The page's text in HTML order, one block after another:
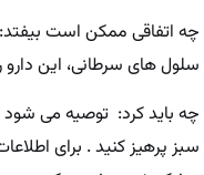
چه اتفاقی ممکن است
سلول های سرطانی، این دارو
چه باید کرد: توصیه می
سبز پرهیز کنید . برای